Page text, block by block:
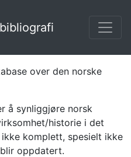
over den norske
å synliggjøre norsk
historie i det
komplett, spesielt ikke
oppdatert.